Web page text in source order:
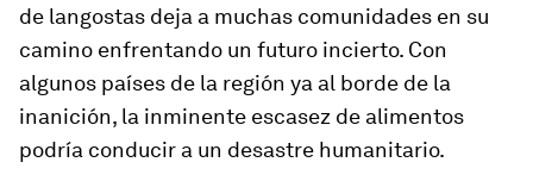
de langostas deja a muchas comunidades en su
camino enfrentando un futuro incierto. Con
algunos países de la región ya al borde de la
inanición, la inminente escasez de alimentos
podría conducir a un desastre humanitario.